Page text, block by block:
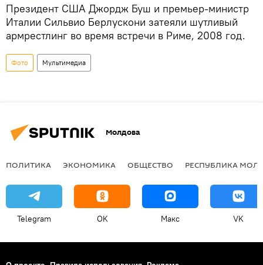
Президент США Джордж Буш и премьер-министр
Италии Сильвио Берлускони затеяли шутливый
армрестлинг во время встречи в Риме, 2008 год.
Фото Мультимедиа
Молдова
ПОЛИТИКА ЭКОНОМИКА ОБЩЕСТВО РЕСПУБЛИКА
Telegram OK Макс VK